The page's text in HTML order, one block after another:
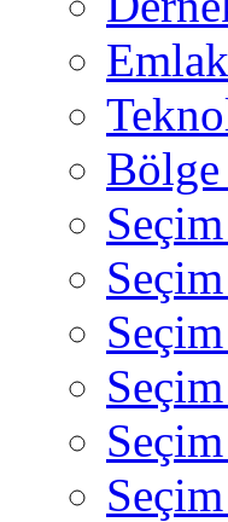
Emlak